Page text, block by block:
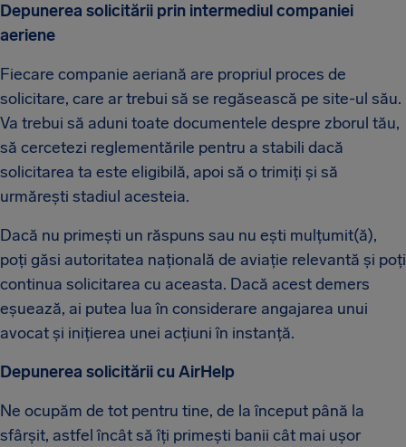
Depunerea solicitării prin intermediul companiei
aeriene
Fiecare companie aeriană are propriul proces de
solicitare, care ar trebui să se regăsească pe site-ul său.
Va trebui să aduni toate documentele despre zborul tău,
să cercetezi reglementările pentru a stabili dacă
solicitarea ta este eligibilă, apoi să o trimiți și să
urmărești stadiul acesteia.
Dacă nu primești un răspuns sau nu ești mulțumit(ă),
poți găsi autoritatea națională de aviație relevantă și poți
continua solicitarea cu aceasta. Dacă acest demers
eșuează, ai putea lua în considerare angajarea unui
avocat și inițierea unei acțiuni în instanță.
Depunerea solicitării cu AirHelp
Ne ocupăm de tot pentru tine, de la început până la
sfârșit, astfel încât să îți primești banii cât mai ușor